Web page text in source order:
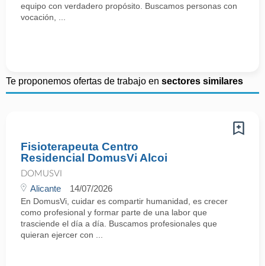
equipo con verdadero propósito. Buscamos personas con
vocación, ...
Te proponemos ofertas de trabajo en sectores similares
Fisioterapeuta Centro
Residencial DomusVi Alcoi
DOMUSVI
Alicante 14/07/2026
En DomusVi, cuidar es compartir humanidad, es crecer
como profesional y formar parte de una labor que
trasciende el día a día. Buscamos profesionales que
quieran ejercer con ...